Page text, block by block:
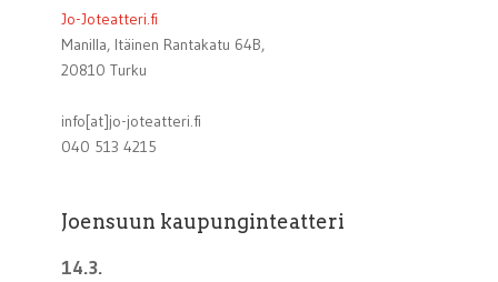
Jo-Joteatteri.fi
Manilla, Itäinen Rantakatu 64B,
20810 Turku
info[at]jo-joteatteri.fi
040 513 4215
Joensuun kaupunginteatteri
14.3.